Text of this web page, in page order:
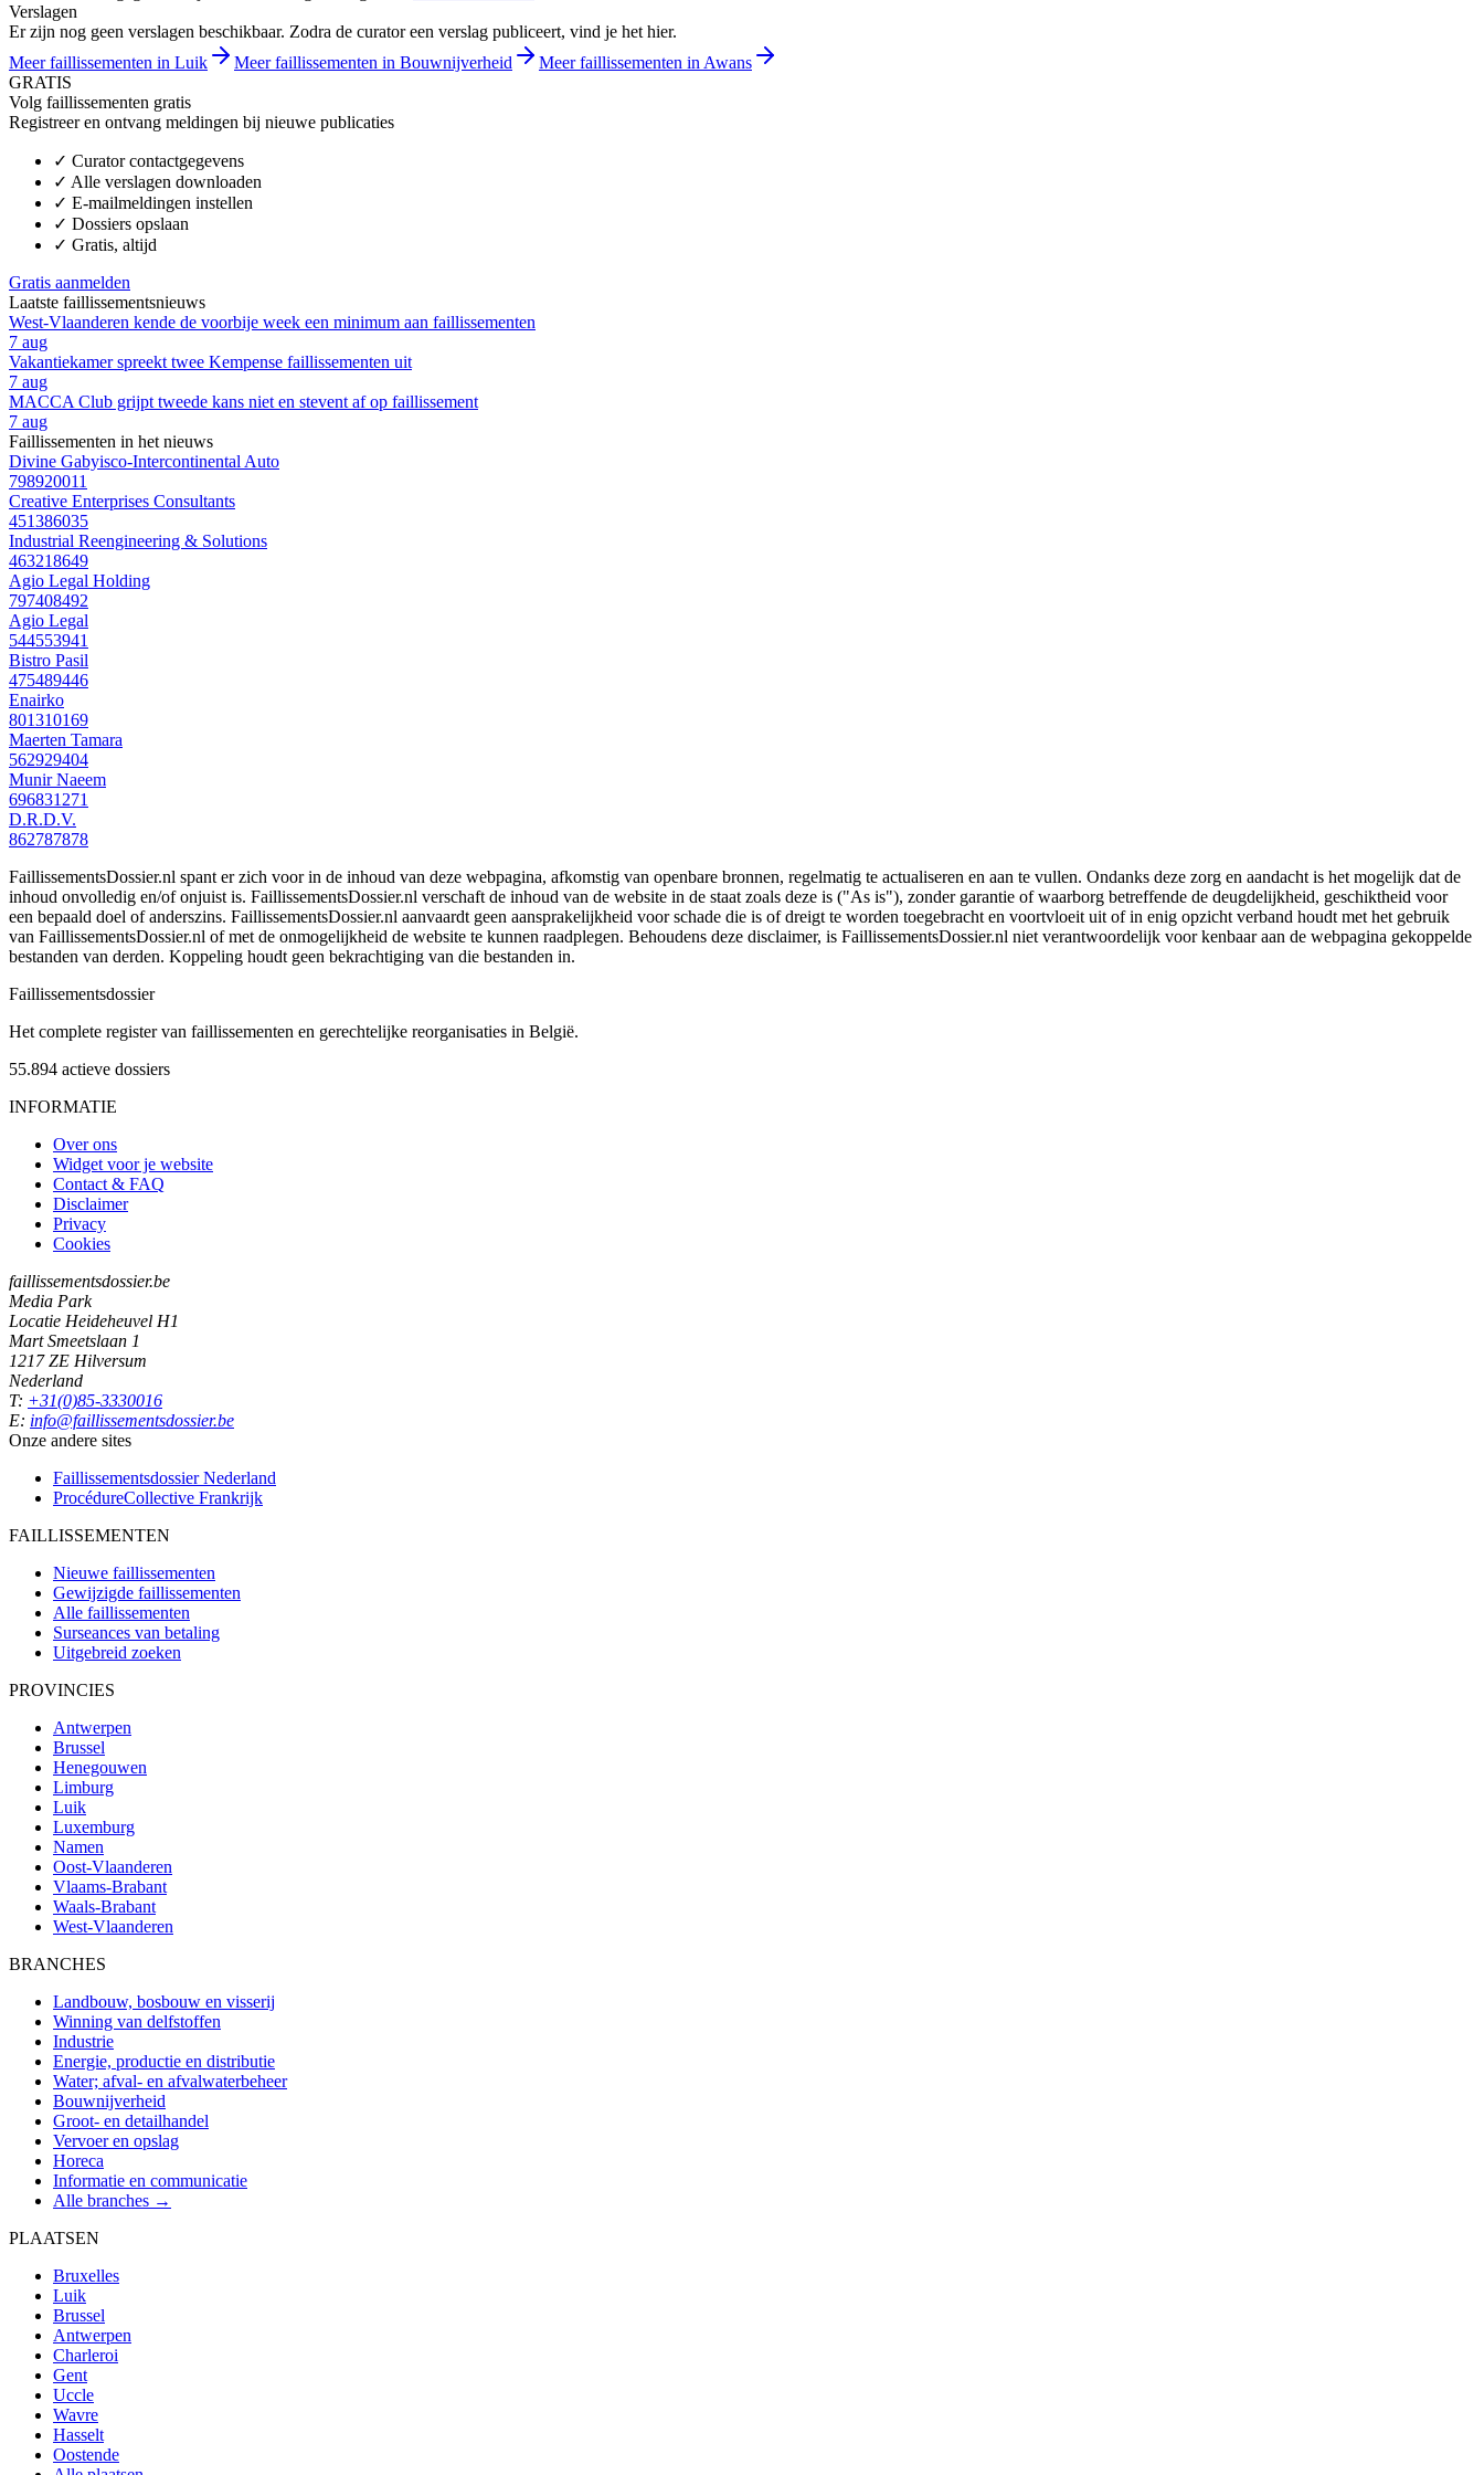
Verslagen
Er zijn nog geen verslagen beschikbaar. Zodra de curator een verslag publiceert, vind je het hier.
Meer faillissementen in Luik
Meer faillissementen in Bouwnijverheid
Meer faillissementen in Awans
GRATIS
Volg faillissementen gratis
Registreer en ontvang meldingen bij nieuwe publicaties
✓ Curator contactgegevens
✓ Alle verslagen downloaden
✓ E-mailmeldingen instellen
✓ Dossiers opslaan
✓ Gratis, altijd
Gratis aanmelden
Laatste faillissementsnieuws
West-Vlaanderen kende de voorbije week een minimum aan faillissementen
7 aug
Vakantiekamer spreekt twee Kempense faillissementen uit
7 aug
MACCA Club grijpt tweede kans niet en stevent af op faillissement
7 aug
Faillissementen in het nieuws
Divine Gabyisco-Intercontinental Auto
798920011
Creative Enterprises Consultants
451386035
Industrial Reengineering & Solutions
463218649
Agio Legal Holding
797408492
Agio Legal
544553941
Bistro Pasil
475489446
Enairko
801310169
Maerten Tamara
562929404
Munir Naeem
696831271
D.R.D.V.
862787878
FaillissementsDossier.nl spant er zich voor in de inhoud van deze webpagina, afkomstig van openbare bronnen, regelmatig te actualiseren en aan te vullen. Ondanks deze zorg en aandacht is het mogelijk dat de
inhoud onvolledig en/of onjuist is. FaillissementsDossier.nl verschaft de inhoud van de website in de staat zoals deze is ("As is"), zonder garantie of waarborg betreffende de deugdelijkheid, geschiktheid voor
een bepaald doel of anderszins. FaillissementsDossier.nl aanvaardt geen aansprakelijkheid voor schade die is of dreigt te worden toegebracht en voortvloeit uit of in enig opzicht verband houdt met het gebruik
van FaillissementsDossier.nl of met de onmogelijkheid de website te kunnen raadplegen. Behoudens deze disclaimer, is FaillissementsDossier.nl niet verantwoordelijk voor kenbaar aan de webpagina gekoppelde
bestanden van derden. Koppeling houdt geen bekrachtiging van die bestanden in.
Faillissementsdossier
Het complete register van faillissementen en gerechtelijke reorganisaties in België.
55.894 actieve dossiers
INFORMATIE
Over ons
Widget voor je website
Contact & FAQ
Disclaimer
Privacy
Cookies
faillissementsdossier.be
Media Park
Locatie Heideheuvel H1
Mart Smeetslaan 1
1217 ZE Hilversum
Nederland
T: +31(0)85-3330016
E: info@faillissementsdossier.be
Onze andere sites
Faillissementsdossier Nederland
ProcédureCollective Frankrijk
FAILLISSEMENTEN
Nieuwe faillissementen
Gewijzigde faillissementen
Alle faillissementen
Surseances van betaling
Uitgebreid zoeken
PROVINCIES
Antwerpen
Brussel
Henegouwen
Limburg
Luik
Luxemburg
Namen
Oost-Vlaanderen
Vlaams-Brabant
Waals-Brabant
West-Vlaanderen
BRANCHES
Landbouw, bosbouw en visserij
Winning van delfstoffen
Industrie
Energie, productie en distributie
Water; afval- en afvalwaterbeheer
Bouwnijverheid
Groot- en detailhandel
Vervoer en opslag
Horeca
Informatie en communicatie
Alle branches →
PLAATSEN
Bruxelles
Luik
Brussel
Antwerpen
Charleroi
Gent
Uccle
Wavre
Hasselt
Oostende